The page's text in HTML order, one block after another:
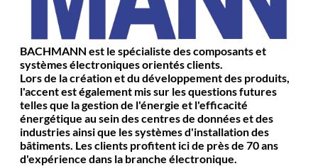
BACHMANN est le spécialiste des composants et
systèmes électroniques orientés clients.
Lors de la création et du développement des produits,
l'accent est également mis sur les questions futures
telles que la gestion de l'énergie et l'efficacité
énergétique au sein des centres de données et des
industries ainsi que les systèmes d'installation des
bâtiments. Les clients profitent ici de près de 70 ans
d'expérience dans la branche électronique.